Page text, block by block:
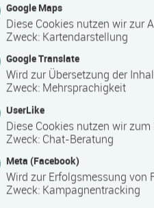
Termin
10.08.2026 -
Ort
20537 Hamburg
Zeitmuster
Lehr- und Lernform
Blended
Grundlagen der
Termin
10.08.2026 -
Ort
Zeitmuster
Lehr- und Lernform
Google Maps
Diese Cookies nutzen wir zur
Zweck: Kartendarstellung
Google Translate
Wird zur Übersetzung der
Zweck: Mehrsprachigkeit
UserLike
Diese Cookies nutzen wir
Zweck: Chat-Beratung
Meta (Facebook)
Wird zur Erfolgsmessung von
Zweck: Kampagnentracking